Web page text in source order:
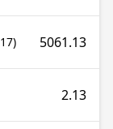
5061.13
2.13